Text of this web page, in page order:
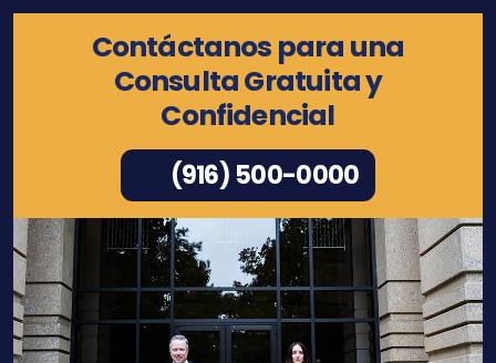
Contáctanos para una
Consulta Gratuita y
Confidencial
(916) 500-0000